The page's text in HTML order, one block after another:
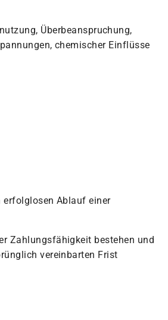
Überbeanspruchung,
chemischer Einflüsse
erfolglosen Ablauf einer
Zahlungsfähigkeit bestehen und
vereinbarten Frist